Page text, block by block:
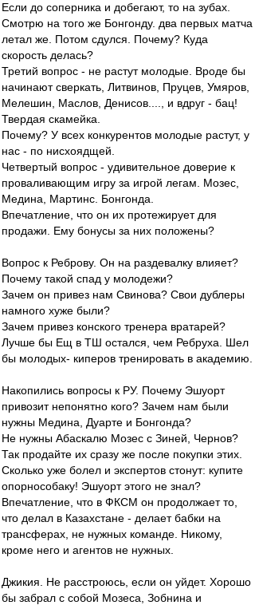
Если до соперника и добегают, то на зубах.
Смотрю на того же Бонгонду. два первых матча
летал же. Потом сдулся. Почему? Куда
скорость делась?
Третий вопрос - не растут молодые. Вроде бы
начинают сверкать, Литвинов, Пруцев, Умяров,
Мелешин, Маслов, Денисов...., и вдруг - бац!
Твердая скамейка.
Почему? У всех конкурентов молодые растут, у
нас - по нисхоядщей.
Четвертый вопрос - удивительное доверие к
проваливающим игру за игрой легам. Мозес,
Медина, Мартинс. Бонгонда.
Впечатление, что он их протежирует для
продажи. Ему бонусы за них положены?
Вопрос к Реброву. Он на раздевалку влияет?
Почему такой спад у молодежи?
Зачем он привез нам Свинова? Свои дублеры
намного хуже были?
Зачем привез конского тренера вратарей?
Лучше бы Ещ в ТШ остался, чем Ребруха. Шел
бы молодых- киперов тренировать в академию.
Накопились вопросы к РУ. Почему Эшуорт
привозит непонятно кого? Зачем нам были
нужны Медина, Дуарте и Бонгонда?
Не нужны Абаскалю Мозес с Зиней, Чернов?
Так продайте их сразу же после покупки этих.
Сколько уже болел и экспертов стонут: купите
опорнособаку! Эшуорт этого не знал?
Впечатление, что в ФКСМ он продолжает то,
что делал в Казахстане - делает бабки на
трансферах, не нужных команде. Никому,
кроме него и агентов не нужных.
Джикия. Не расстроюсь, если он уйдет. Хорошо
бы забрал с собой Мозеса, Зобнина и